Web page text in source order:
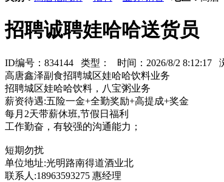
招聘诚聘娃哈哈送货员
ID编号：834144 类型： 时间：2026/8/2 8:12:17
高唐鑫泽副食招聘城区娃哈哈饮料业务
招聘城区娃哈哈饮料，八宝粥业务
薪资待遇:五险一金+全勤奖励+高提成+奖金
每月2天带薪休班,节假日福利
工作勤奋，有较强的沟通能力；
短期勿扰
单位地址:光明路南得道酒业北
联系人:18963593275 惠经理